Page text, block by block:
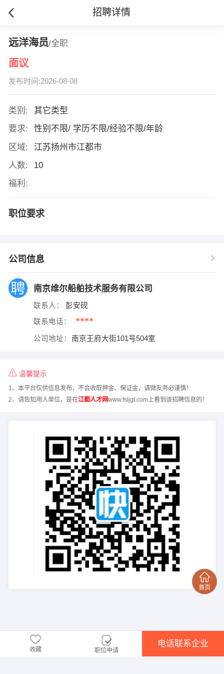
招聘详情
远洋海员/全职
面议
发布时间:2026-08-08
类别:
其它类型
要求:
性别不限/ 学历不限/经验不限/年龄
区域:
江苏扬州市江都市
人数:
10
福利:
职位要求
公司信息
南京维尔船舶技术服务有限公司
联系人： 彭安砚
联系电话： ****
公司地址： 南京王府大街101号504室
温馨提示
1、本平台仅供信息发布，不会收取押金、保证金，请微友务必谨慎！
2、请告知用人单位，是在江都人才网www.fsljgt.com上看到该招聘信息的！
收藏 职位申请
电话联系企业